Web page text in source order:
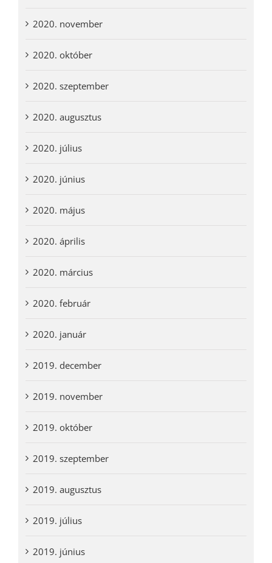
2020. november
2020. október
2020. szeptember
2020. augusztus
2020. július
2020. június
2020. május
2020. április
2020. március
2020. február
2020. január
2019. december
2019. november
2019. október
2019. szeptember
2019. augusztus
2019. július
2019. június